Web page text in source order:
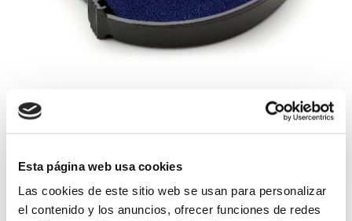
Esta página web usa cookies
Las cookies de este sitio web se usan para personalizar
el contenido y los anuncios, ofrecer funciones de redes
Tinta para sello Trodat 4638